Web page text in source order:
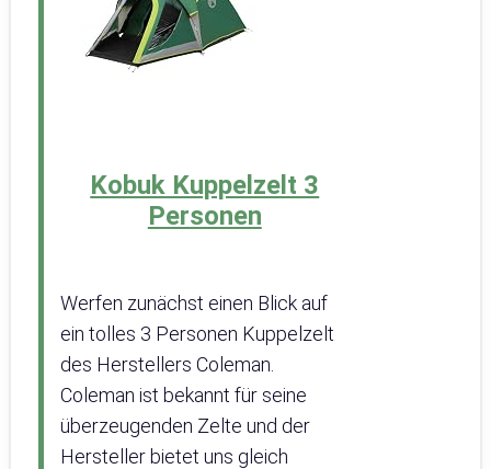
Kobuk Kuppelzelt 3
Personen
Werfen zunächst einen Blick auf
ein tolles 3 Personen Kuppelzelt
des Herstellers Coleman.
Coleman ist bekannt für seine
überzeugenden Zelte und der
Hersteller bietet uns gleich